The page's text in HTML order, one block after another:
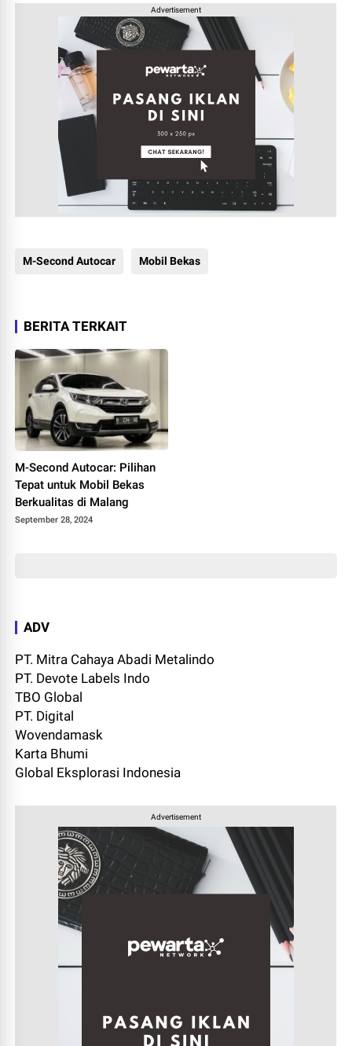
Advertisement
M-Second Autocar Mobil Bekas
BERITA TERKAIT
M-Second Autocar: Pilihan
Tepat untuk Mobil Bekas
Berkualitas di Malang
September 28, 2024
ADV
PT. Mitra Cahaya Abadi Metalindo
PT. Devote Labels Indo
TBO Global
PT. Digital
Wovendamask
Karta Bhumi
Global Eksplorasi Indonesia
Advertisement